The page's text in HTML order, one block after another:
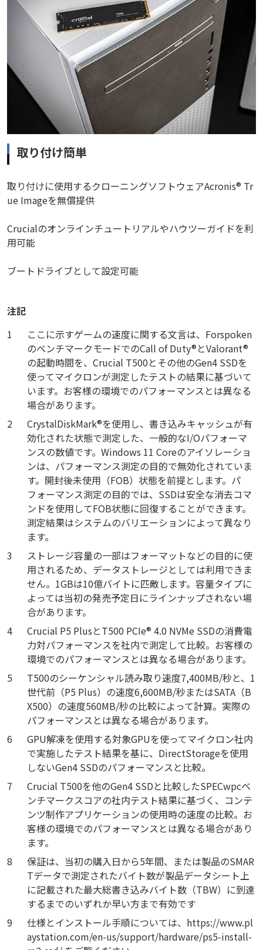
取り付け簡単
取り付けに使用するクローニングソフトウェアAcronis® Tr
ue Imageを無償提供
Crucialのオンラインチュートリアルやハウツーガイドを利
用可能
ブートドライブとして設定可能
注記
1
ここに示すゲームの速度に関する文言は、Forspoken
のベンチマークモードでのCall of Duty®とValorant®
の起動時間を、Crucial T500とその他のGen4 SSDを
使ってマイクロンが測定したテストの結果に基づいて
います。お客様の環境でのパフォーマンスとは異なる
場合があります。
2
CrystalDiskMark®を使用し、書き込みキャッシュが有
効化された状態で測定した、一般的なI/Oパフォーマ
ンスの数値です。Windows 11 Coreのアイソレーショ
ンは、パフォーマンス測定の目的で無効化されていま
す。開封後未使用（FOB）状態を前提とします。パ
フォーマンス測定の目的では、SSDは安全な消去コマ
ンドを使用してFOB状態に回復することができます。
測定結果はシステムのバリエーションによって異なり
ます。
3
ストレージ容量の一部はフォーマットなどの目的に使
用されるため、データストレージとしては利用できま
せん。1GBは10億バイトに匹敵します。容量タイプに
よっては当初の発売予定日にラインナップされない場
合があります。
4
Crucial P5 PlusとT500 PCIe® 4.0 NVMe SSDの消費電
力対パフォーマンスを社内で測定して比較。お客様の
環境でのパフォーマンスとは異なる場合があります。
5
T500のシーケンシャル読み取り速度7,400MB/秒と、1
世代前（P5 Plus）の速度6,600MB/秒またはSATA（B
X500）の速度560MB/秒の比較によって計算。実際の
パフォーマンスとは異なる場合があります。
6
GPU解凍を使用する対象GPUを使ってマイクロン社内
で実施したテスト結果を基に、DirectStorageを使用
しないGen4 SSDのパフォーマンスと比較。
7
Crucial T500を他のGen4 SSDと比較したSPECwpcベ
ンチマークスコアの社内テスト結果に基づく、コンテ
ンツ制作アプリケーションの使用時の速度の比較。お
客様の環境でのパフォーマンスとは異なる場合があり
ます。
8
保証は、当初の購入日から5年間、または製品のSMAR
Tデータで測定されたバイト数が製品データシート上
に記載された最大総書き込みバイト数（TBW）に到達
するまでのいずれか早い方まで有効です
9
仕様とインストール手順については、https://www.pl
aystation.com/en-us/support/hardware/ps5-install-